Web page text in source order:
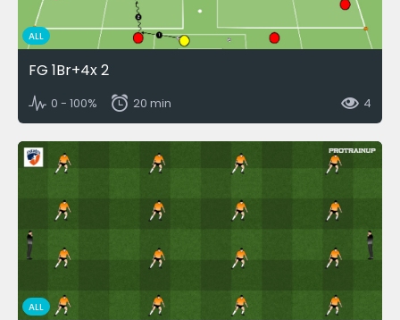
ALL
FG 1Br+4x 2
0 - 100% 20 min 4
ALL